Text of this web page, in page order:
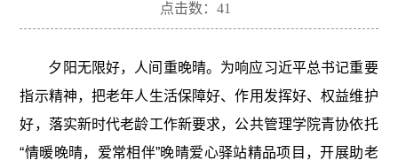
点击数： 41
夕阳无限好，人间重晚晴。 为响应习近平总书记重要
指示精神，把老年人生活保障好、作用发挥好、权益维护
好，落实新时代老龄工作新要求，公共管理学院青协依托
“情暖晚晴，爱常相伴”晚晴爱心驿站精品项目，开展助老